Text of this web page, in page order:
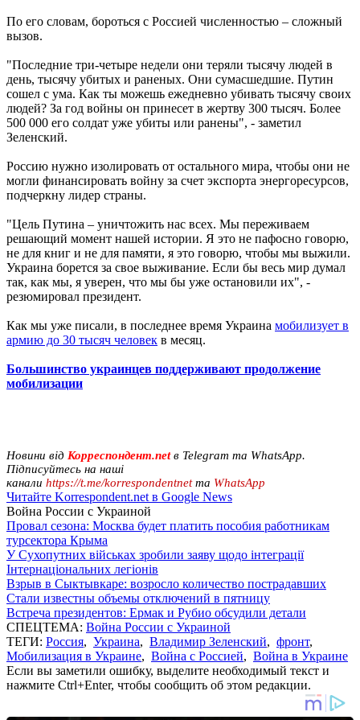
По его словам, бороться с Россией численностью – сложный
вызов.
"Последние три-четыре недели они теряли тысячу людей в
день, тысячу убитых и раненых. Они сумасшедшие. Путин
сошел с ума. Как ты можешь ежедневно убивать тысячу своих
людей? За год войны он принесет в жертву 300 тысяч. Более
500 000 его солдат уже убиты или ранены", - заметил
Зеленский.
Россию нужно изолировать от остального мира, чтобы они не
могли финансировать войну за счет экспорта энергоресурсов,
подчеркну лидер страны.
"Цель Путина – уничтожить нас всех. Мы переживаем
решающий момент нашей истории. Я это не пафосно говорю,
не для книг и не для памяти, я это говорю, чтобы мы выжили.
Украина борется за свое выживание. Если бы весь мир думал
так, как мы, я уверен, что мы бы уже остановили их", -
резюмировал президент.
Как мы уже писали, в последнее время Украина мобилизует в
армию до 30 тысяч человек в месяц.
Большинство украинцев поддерживают продолжение
мобилизации
Новини від Корреспондент.netв Telegram та WhatsApp.
Підписуйтесь на наші
канали https://t.me/korrespondentnetта WhatsApp
Читайте Korrespondent.net в Google News
Война России с Украиной
Провал сезона: Москва будет платить пособия работникам
турсектора Крыма
У Сухопутних військах зробили заяву щодо інтеграції
Інтернаціональних легіонів
Взрыв в Сыктывкаре: возросло количество пострадавших
Стали известны объемы отключений в пятницу
Встреча президентов: Ермак и Рубио обсудили детали
СПЕЦТЕМА: Война России с Украиной
ТЕГИ: Россия, Украина, Владимир Зеленский, фронт,
Мобилизация в Украине, Война с Россией, Война в Украине
Если вы заметили ошибку, выделите необходимый текст и
нажмите Ctrl+Enter, чтобы сообщить об этом редакции.